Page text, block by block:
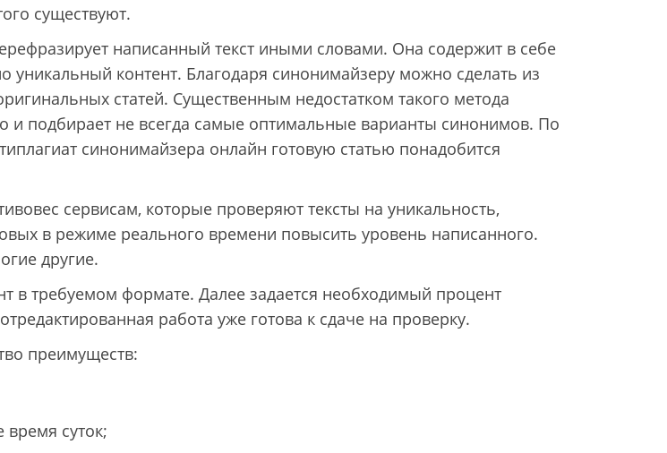
существуют.
написанный текст иными словами. Она содержит в себе
уникальный контент. Благодаря синонимайзеру можно сделать из
статей. Существенным недостатком такого метода
и подбирает не всегда самые оптимальные варианты синонимов. По
синонимайзера онлайн готовую статью понадобится
сервисам, которые проверяют тексты на уникальность,
в режиме реального времени повысить уровень написанного.
другие.
в требуемом формате. Далее задается необходимый процент
работа уже готова к сдаче на проверку.
преимуществ:
суток;